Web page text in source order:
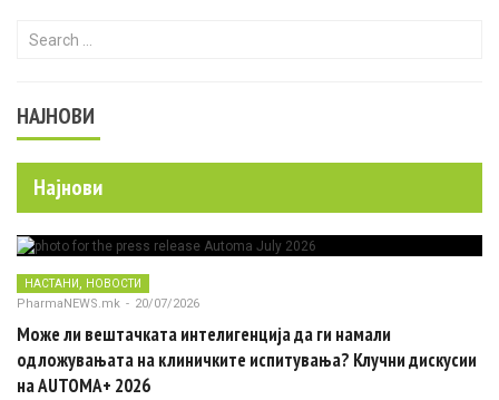
Search for:
НАЈНОВИ
Најнови
НАСТАНИ, НОВОСТИ
PharmaNEWS.mk - 20/07/2026
Може ли вештачката интелигенција да ги намали
одложувањата на клиничките испитувања? Клучни дискусии
на AUTOMA+ 2026